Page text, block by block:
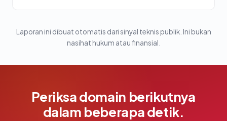
Laporan ini dibuat otomatis dari sinyal teknis publik. Ini bukan
nasihat hukum atau finansial.
Periksa domain berikutnya
dalam beberapa detik.